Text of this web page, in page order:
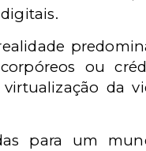
ou
da
para um